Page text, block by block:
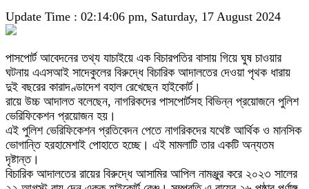
Update Time : 02:14:06 pm, Saturday, 17 August 2024
পাসপোর্ট আবেদনের তথ্য যাচাইয়ে এক বিচারপতির বাসায় গিয়ে ঘুষ চাওয়ার
ঘটনায় এএসআই সাদেকুলের বিরুদ্ধে বিচারিক আদালতের দেওয়া পৃথক ধারায়
দুই বছরের কারাদণ্ডাদেশ বহাল রেখেছেন হাইকোর্ট।
রায়ে উচ্চ আদালত বলেছেন, নাগরিকদের পাসপোর্টসহ বিভিন্ন প্রয়োজনে পুলিশ
ভেরিফিকেশন প্রয়োজন হয়।
এই পুলিশ ভেরিফিকেশন প্রতিবেদন পেতে নাগরিকদের যথেষ্ট আর্থিক ও মানসিক
ভোগান্তি হরহামেশাই পোহাতে হচ্ছে। এই মামলাটি তার একটি অন্যতম
দৃষ্টান্ত।
বিচারিক আদালতের রায়ের বিরুদ্ধে আসামির আপিল নামঞ্জুর করে ২০২৩ সালের